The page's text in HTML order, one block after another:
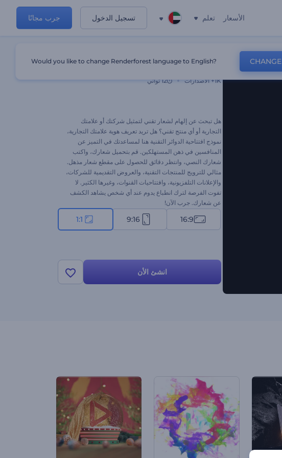
الأسعار تعلم تسجيل الدخول جرب مجانًا
1K+ الاصدارات 12 ثواني
هل تبحث عن إلهام لشعار تقني لتمثيل شركتك أو علامتك
التجارية أو أي منتج تقني؟ هل تريد تعريف هوية علامتك التجارية،
نموذج افتتاحية الدوائر التقنية هنا لمساعدتك في التميز عن
المنافسين في ذهن المستهلكين. قم بتحميل شعارك، واكتب
شعارك النصي، وانتظر دقائق للحصول على مقطع شعار مذهل.
مثالي للترويج للمنتجات التقنية، والعروض التقديمية للشركات،
والإعلانات التلفزيونية، وافتتاحيات القنوات، وغيرها الكثير. لا
تفوت الفرصة لترك انطباع يدوم عند أي شخص يشاهد الكشف
عن شعارك. جرب الآن!
16:9
9:16
1:1
انشئ الأن
Would you like to change Renderforest language to English? CHANGE